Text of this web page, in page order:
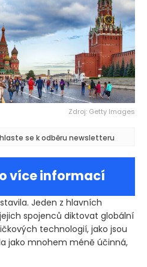
Zdroj: Getty Images
se k odběru newsletteru
více informací
Jeden z hlavních
spojenců diktovat globální
technologií, jako jsou
jako mnohem méně účinná,